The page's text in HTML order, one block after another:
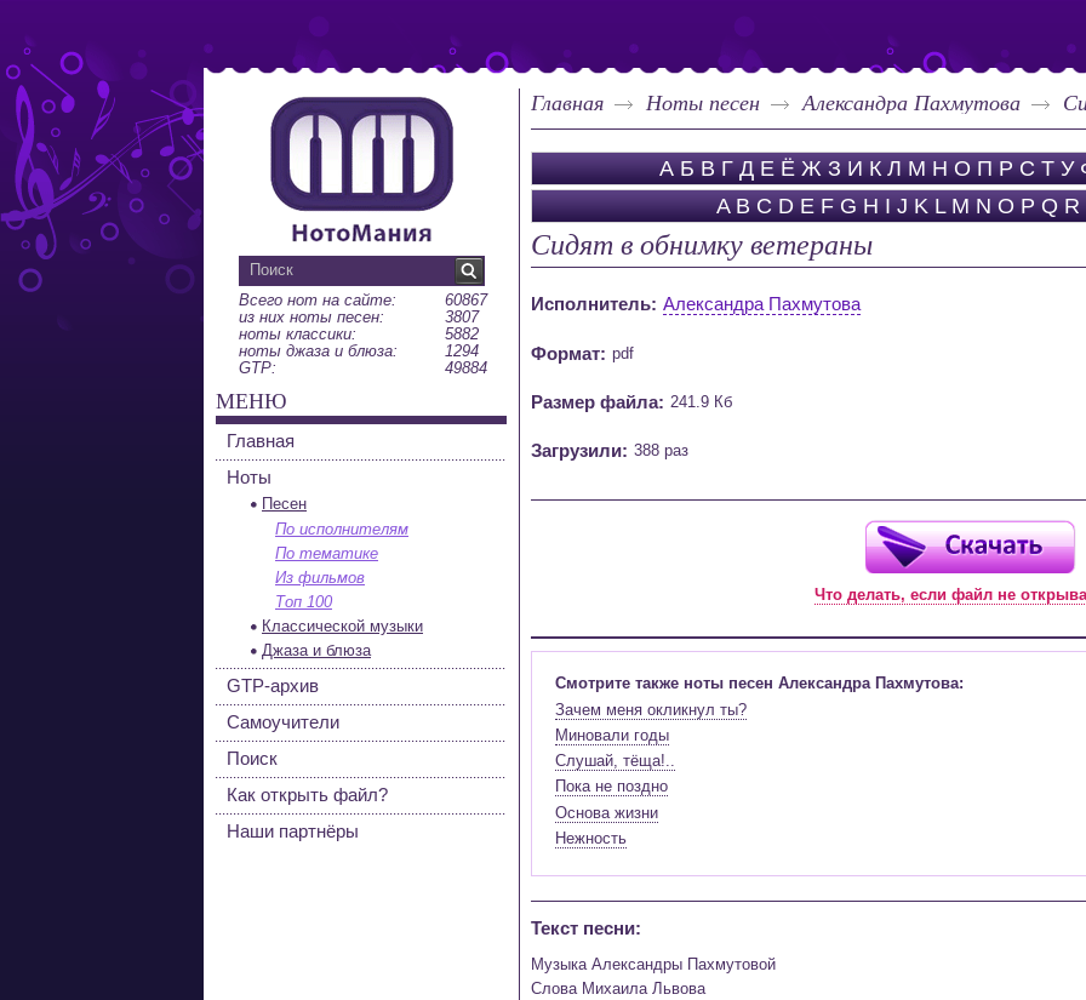
Главная Ноты песен Александра Пахмутова
А Б В Г Д Е Ё Ж З И К Л М Н О П Р С Т У
A B C D E F G H I J K L M N O P Q R
Сидят в обнимку ветераны
Исполнитель: Александра Пахмутова
Формат: pdf
Размер файла: 241.9 Кб
Загрузили: 388 раз
Что делать, если файл не
Смотрите также ноты песен Александра Пахмутова:
Зачем меня окликнул ты?
Миновали годы
Слушай, тёща!..
Пока не поздно
Основа жизни
Нежность
Текст песни:
Музыка Александры Пахмутовой
Слова Михаила Львова
Всего нот на сайте:
60867
из них ноты песен:
3807
ноты классики:
5882
ноты джаза и блюза:
1294
GTP:
49884
МЕНЮ
Главная
Ноты
Песен
По исполнителям
По тематике
Из фильмов
Топ 100
Классической музыки
Джаза и блюза
GTP-архив
Самоучители
Поиск
Как открыть файл?
Наши партнёры